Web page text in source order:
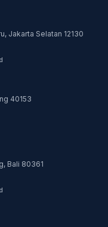
Jakarta Selatan 12130
40153
Bali 80361
menit.
Gastro
sparepart